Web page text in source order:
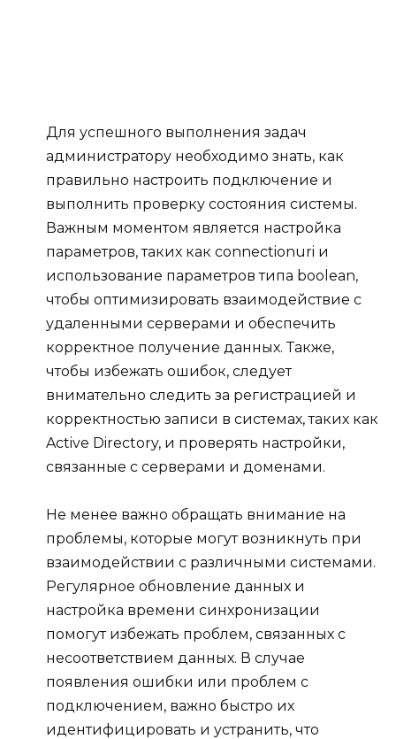
Для успешного выполнения задач
администратору необходимо знать, как
правильно настроить подключение и
выполнить проверку состояния системы.
Важным моментом является настройка
параметров, таких как connectionuri и
использование параметров типа boolean,
чтобы оптимизировать взаимодействие с
удаленными серверами и обеспечить
корректное получение данных. Также,
чтобы избежать ошибок, следует
внимательно следить за регистрацией и
корректностью записи в системах, таких как
Active Directory, и проверять настройки,
связанные с серверами и доменами.
Не менее важно обращать внимание на
проблемы, которые могут возникнуть при
взаимодействии с различными системами.
Регулярное обновление данных и
настройка времени синхронизации
помогут избежать проблем, связанных с
несоответствием данных. В случае
появления ошибки или проблем с
подключением, важно быстро их
идентифицировать и устранить, что